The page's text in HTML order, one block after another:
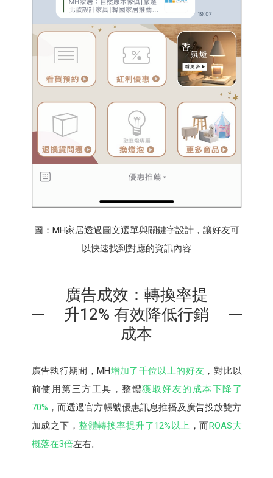
圖：MH家居透過圖文選單與關鍵字設計，讓好友可
以快速找到對應的資訊內容
廣告成效：轉換率提
升12% 有效降低行銷
成本
廣告執行期間，MH增加了千位以上的好友 ，對比以
前使用第三方工具，整體獲取好友的成本下降了
70% ，而透過官方帳號優惠訊息推播及廣告投放雙方
加成之下，整體轉換率提升了12%以上 ，而 ROAS大
概落在3倍左右。